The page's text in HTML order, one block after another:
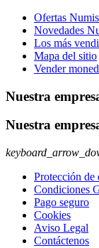
Ofertas
Novedades
Los más
Mapa del sitio
Vender
Nuestra
Nuestra
Protección de
Condiciones
Pago seguro
Cookies
Aviso Legal
Contáctenos